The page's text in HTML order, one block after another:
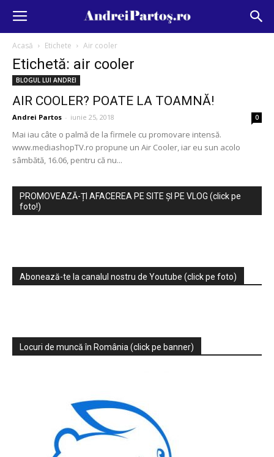
Acasă Etichete Air cooler
Etichetă: air cooler
BLOGUL LUI ANDREI
AIR COOLER? POATE LA TOAMNĂ!
Andrei Partos - iunie 25, 2018 0
Mai iau câte o palmă de la firmele cu promovare intensă.
www.mediashopTV.ro propune un Air Cooler, iar eu sun acolo
sâmbătă, 16.06, pentru că nu...
PROMOVEAZĂ-ȚI AFACEREA PE SITE ȘI PE VLOG (click pe
foto!)
Abonează-te la canalul nostru de Youtube (click pe foto)
Locuri de muncă în România (click pe banner)